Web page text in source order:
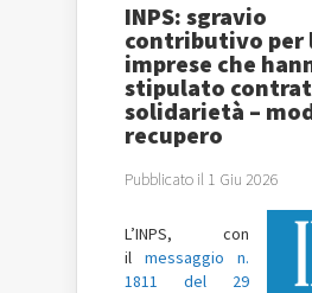
INPS: sgravio
contributivo per
imprese che
stipulato
solidarietà –
recupero
Pubblicato il 1 Giu 2026
L’INPS, con
il messaggio n.
1811 del 29